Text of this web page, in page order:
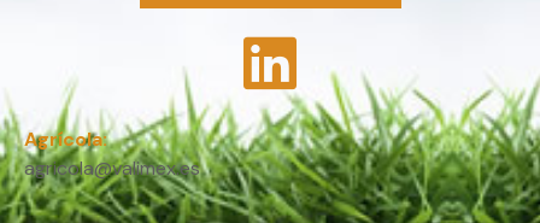
Agrícola:
agricola@valimex.es